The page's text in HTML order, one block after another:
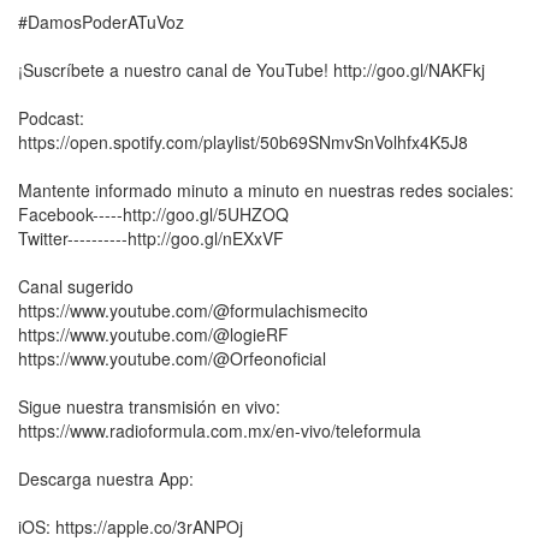
#DamosPoderATuVoz
¡Suscríbete a nuestro canal de YouTube! http://goo.gl/NAKFkj
Podcast:
https://open.spotify.com/playlist/50b69SNmvSnVolhfx4K5J8
Mantente informado minuto a minuto en nuestras redes sociales:
Facebook-----http://goo.gl/5UHZOQ
Twitter----------http://goo.gl/nEXxVF
Canal sugerido
https://www.youtube.com/@formulachismecito
https://www.youtube.com/@logieRF
https://www.youtube.com/@Orfeonoficial
Sigue nuestra transmisión en vivo:
https://www.radioformula.com.mx/en-vivo/teleformula
Descarga nuestra App:
iOS: https://apple.co/3rANPOj